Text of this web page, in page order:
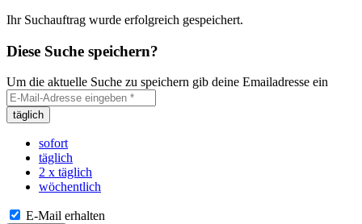
Ihr Suchauftrag wurde erfolgreich gespeichert.
Diese Suche speichern?
Um die aktuelle Suche zu speichern gib deine Emailadresse ein
täglich
sofort
täglich
2 x täglich
wöchentlich
E-Mail erhalten